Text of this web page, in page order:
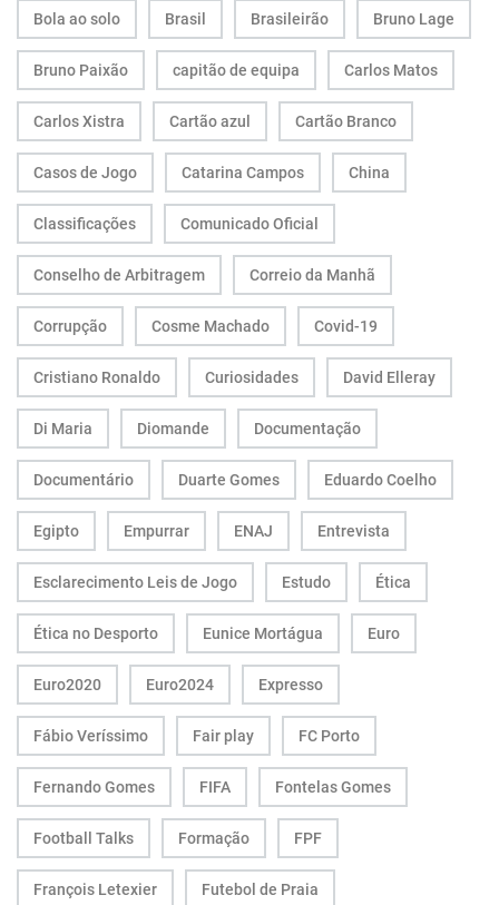
Bola ao solo Brasil Brasileirão Bruno Lage
Bruno Paixão capitão de equipa Carlos Matos
Carlos Xistra Cartão azul Cartão Branco
Casos de Jogo Catarina Campos China
Classificações Comunicado Oficial
Conselho de Arbitragem Correio da Manhã
Corrupção Cosme Machado Covid-19
Cristiano Ronaldo Curiosidades David Elleray
Di Maria Diomande Documentação
Documentário Duarte Gomes Eduardo Coelho
Egipto Empurrar ENAJ Entrevista
Esclarecimento Leis de Jogo Estudo Ética
Ética no Desporto Eunice Mortágua Euro
Euro2020 Euro2024 Expresso
Fábio Veríssimo Fair play FC Porto
Fernando Gomes FIFA Fontelas Gomes
Football Talks Formação FPF
François Letexier Futebol de Praia